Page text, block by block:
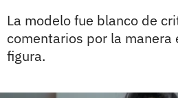
La modelo fue blanco de
comentarios por la manera
figura.